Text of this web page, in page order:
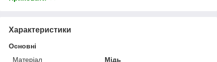
Характеристики
Основні
Матеріал
Мідь